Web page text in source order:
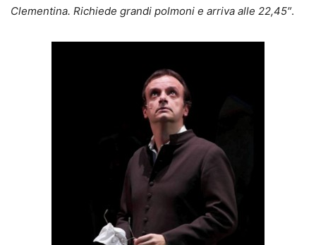
Clementina. Richiede grandi polmoni e arriva alle 22,45″.